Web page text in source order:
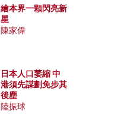
繪本界一顆閃亮新
星
陳家偉
日本人口萎縮 中
港須先謀劃免步其
後塵
陸振球